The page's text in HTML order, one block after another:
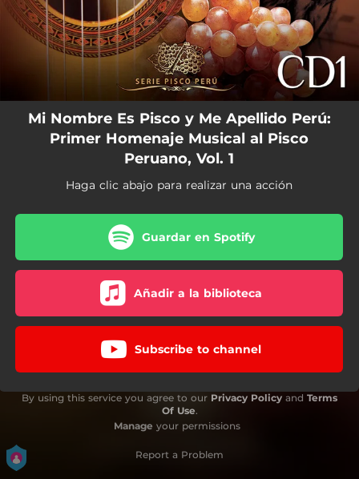
Mi Nombre Es Pisco y Me Apellido Perú:
Primer Homenaje Musical al Pisco
Peruano, Vol. 1
Haga clic abajo para realizar una acción
Guardar en Spotify
Añadir a la biblioteca
Subscribe to channel
By using this service you agree to our Privacy Policy and Terms
Of Use.
Manage your permissions
Report a Problem